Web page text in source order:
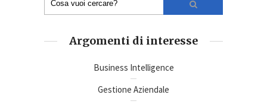
Argomenti di interesse
Business Intelligence
Gestione Aziendale